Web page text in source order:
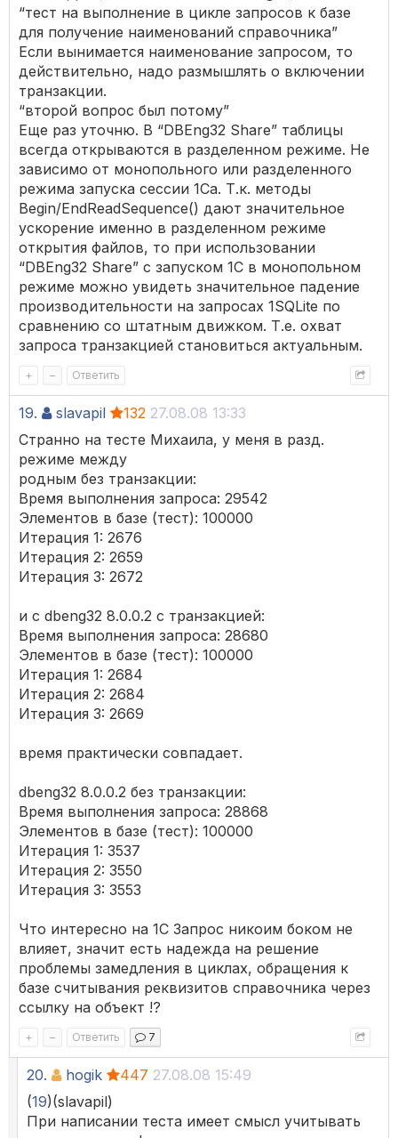
“тест на выполнение в цикле запросов к базе
для получение наименований справочника”
Если вынимается наименование запросом, то
действительно, надо размышлять о включении
транзакции.
“второй вопрос был потому”
Еще раз уточню. В “DBEng32 Share” таблицы
всегда открываются в разделенном режиме. Не
зависимо от монопольного или разделенного
режима запуска сессии 1Са. Т.к. методы
Begin/EndReadSequence() дают значительное
ускорение именно в разделенном режиме
открытия файлов, то при использовании
“DBEng32 Share” с запуском 1С в монопольном
режиме можно увидеть значительное падение
производительности на запросах 1SQLite по
сравнению со штатным движком. Т.е. охват
запроса транзакцией становиться актуальным.
+ – Ответить
19. slavapil 132 27.08.08 13:33
Странно на тесте Михаила, у меня в разд.
режиме между
родным без транзакции:
Время выполнения запроса: 29542
Элементов в базе (тест): 100000
Итерация 1: 2676
Итерация 2: 2659
Итерация 3: 2672
и с dbeng32 8.0.0.2 с транзакцией:
Время выполнения запроса: 28680
Элементов в базе (тест): 100000
Итерация 1: 2684
Итерация 2: 2684
Итерация 3: 2669
время практически совпадает.
dbeng32 8.0.0.2 без транзакции:
Время выполнения запроса: 28868
Элементов в базе (тест): 100000
Итерация 1: 3537
Итерация 2: 3550
Итерация 3: 3553
Что интересно на 1С Запрос никоим боком не
влияет, значит есть надежда на решение
проблемы замедления в циклах, обращения к
базе считывания реквизитов справочника через
ссылку на объект !?
+ – Ответить 7
20. hogik 447 27.08.08 15:49
(19)(slavapil)
При написании теста имеет смысл учитывать